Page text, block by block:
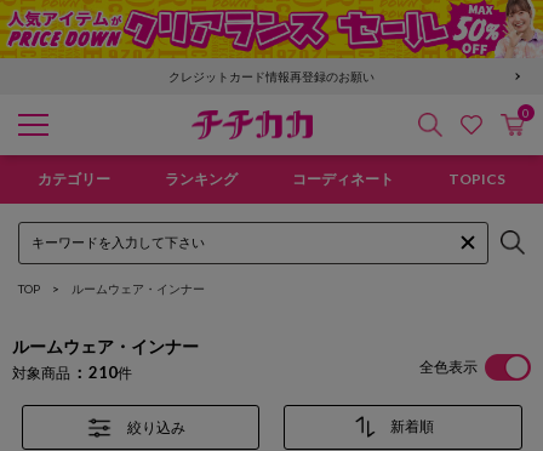
6,400円以上で送料無料！新規会員登録で300pt贈呈！
検索 お気にカ
0
カテゴリー ランキング コーディネート TOPICS
TOP ルームウェア・インナー
ルームウェア・インナー
対象商品 210件 全色表示
絞り込み